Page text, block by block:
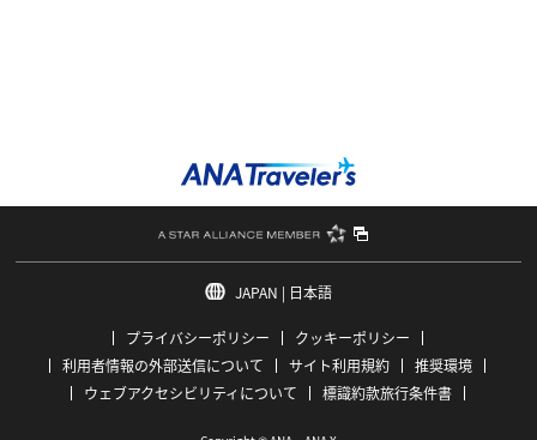
JAPAN | 日本語
プライバシーポリシー
クッキーポリシー
利用者情報の外部送信について
サイト利用規約
推奨環境
ウェブアクセシビリティについて
標識約款旅行条件書